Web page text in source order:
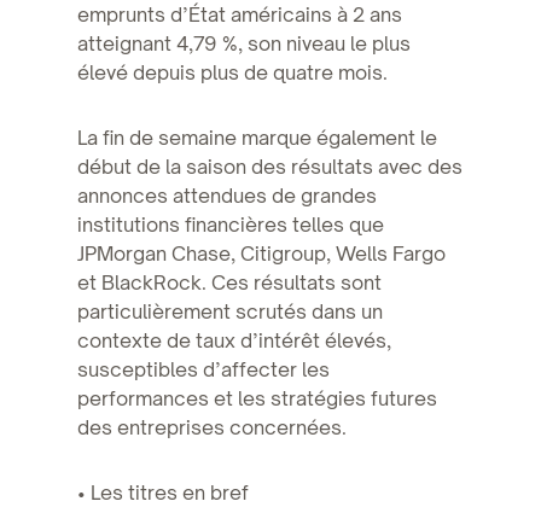
emprunts d’État américains à 2 ans
atteignant 4,79 %, son niveau le plus
élevé depuis plus de quatre mois.
La fin de semaine marque également le
début de la saison des résultats avec des
annonces attendues de grandes
institutions financières telles que
JPMorgan Chase, Citigroup, Wells Fargo
et BlackRock. Ces résultats sont
particulièrement scrutés dans un
contexte de taux d’intérêt élevés,
susceptibles d’affecter les
performances et les stratégies futures
des entreprises concernées.
• Les titres en bref